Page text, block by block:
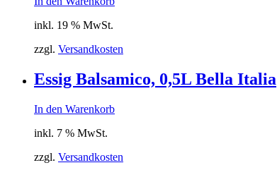
inkl. 19 % MwSt.
zzgl. Versandkosten
Essig Balsamico, 0,5L Bella Italia
In den Warenkorb
inkl. 7 % MwSt.
zzgl. Versandkosten